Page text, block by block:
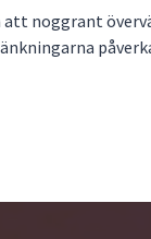
noggrant